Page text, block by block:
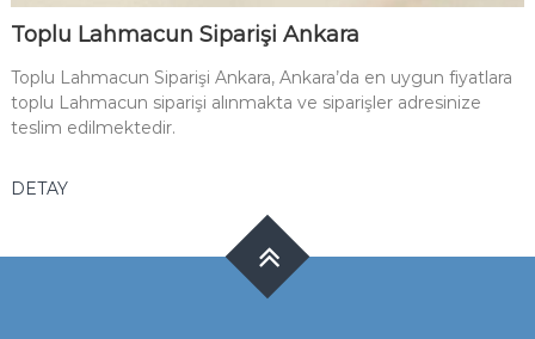
Toplu Lahmacun Siparişi Ankara
Toplu Lahmacun Siparişi Ankara, Ankara’da en uygun fiyatlara
toplu Lahmacun siparişi alınmakta ve siparişler adresinize
teslim edilmektedir.
DETAY